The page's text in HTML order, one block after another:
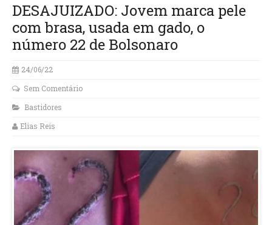
DESAJUIZADO: Jovem marca pele
com brasa, usada em gado, o
número 22 de Bolsonaro
24/06/22
Sem Comentário
Bastidores
Elias Reis